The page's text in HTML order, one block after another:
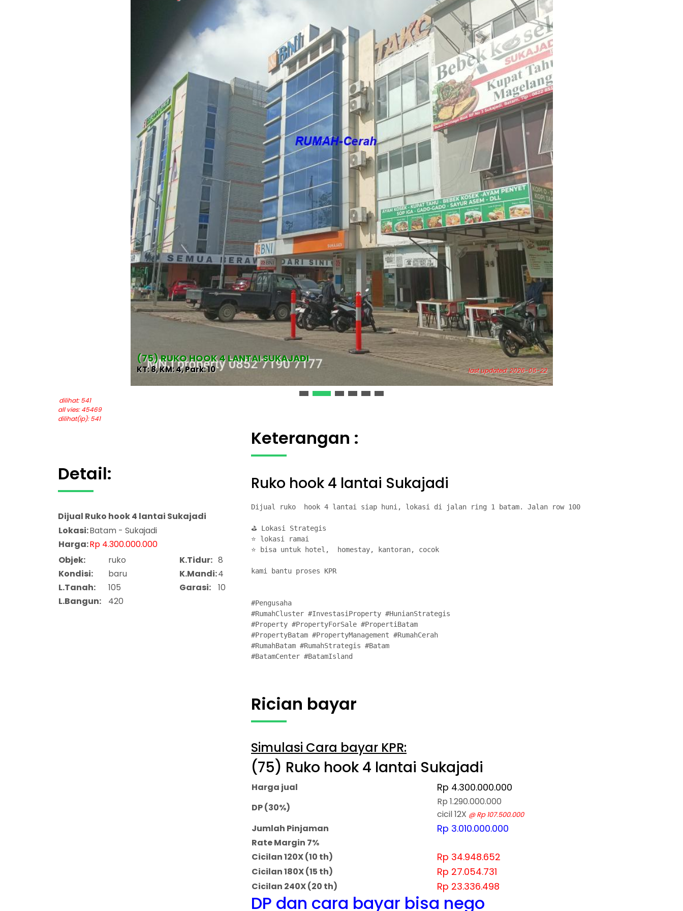
(75) RUKO HOOK 4 LANTAI SUKAJADI
last updated: 2026-05-22
KT: 8, KM: 4, Park: 10
dilihat: 541
all vies: 45469
dilihat(ip): 541
Detail:
Dijual Ruko hook 4 lantai Sukajadi
Lokasi:Batam - Sukajadi
Harga:Rp 4.300.000.000
Objek:
ruko K.Tidur: 8
Kondisi:
baru K.Mandi:4
L.Tanah:
105 Garasi:
10
L.Bangun:
420
Keterangan :
Ruko hook 4 lantai Sukajadi
Dijual ruko  hook 4 lantai siap huni, lokasi di jalan ring 1 batam. Jalan row 100
⛳ Lokasi Strategis
⭐ lokasi ramai
⭐ bisa untuk hotel,  homestay, kantoran, cocok
kami bantu proses KPR
#Pengusaha
#RumahCluster #InvestasiProperty #HunianStrategis
#Property #PropertyForSale #PropertiBatam
#PropertyBatam #PropertyManagement #RumahCerah
#RumahBatam #RumahStrategis #Batam
#BatamCenter #BatamIsland
Rician bayar
Simulasi Cara bayar KPR:
(75) Ruko hook 4 lantai Sukajadi
Harga jual Rp 4.300.000.000
DP (30%)
Rp 1.290.000.000
cicil 12X @ Rp 107.500.000
Jumlah Pinjaman Rp 3.010.000.000
Rate Margin 7%
Cicilan 120X (10 th)
Rp 34.948.652
Cicilan 180X (15 th) Rp 27.054.731
Cicilan 240X (20 th) Rp 23.336.498
DP dan cara bayar bisa nego